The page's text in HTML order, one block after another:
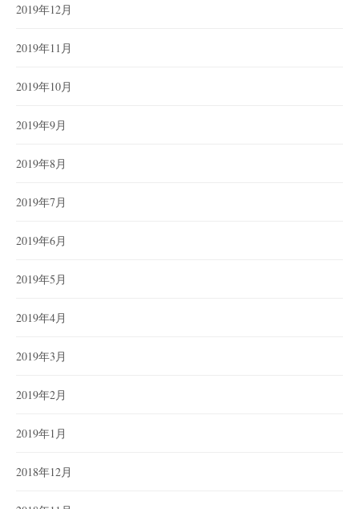
2019年12月
2019年11月
2019年10月
2019年9月
2019年8月
2019年7月
2019年6月
2019年5月
2019年4月
2019年3月
2019年2月
2019年1月
2018年12月